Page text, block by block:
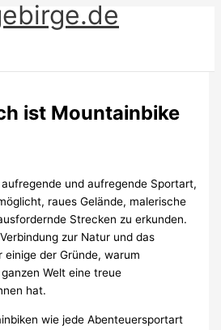
ist Mountainbike
und aufregende Sportart,
raues Gelände, malerische
Strecken zu erkunden.
zur Natur und das
einige der Gründe, warum
Welt eine treue
hat.
wie jede Abenteuersportart